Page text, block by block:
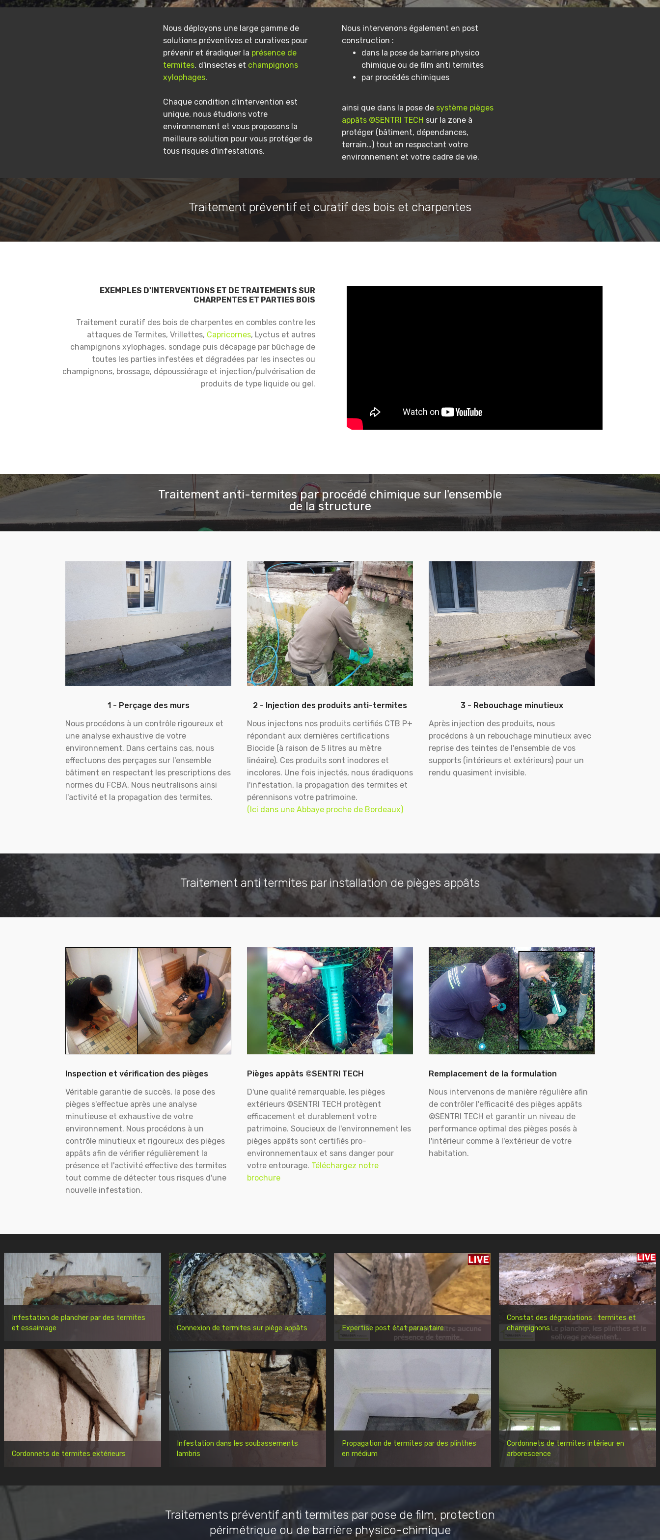
Nous déployons une large gamme de
solutions préventives et curatives pour
prévenir et éradiquer la présence de
termites, d'insectes et champignons
xylophages.
Chaque condition d'intervention est
unique, nous étudions votre
environnement et vous proposons la
meilleure solution pour vous protéger de
tous risques d'infestations.
Nous intervenons également en post
construction :
dans la pose de barriere physico
chimique ou de film anti termites
par procédés chimiques
ainsi que dans la pose de système pièges
appâts ©SENTRI TECH sur la zone à
protéger (bâtiment, dépendances,
terrain…) tout en respectant votre
environnement et votre cadre de vie.
Traitement préventif et curatif des bois et charpentes
EXEMPLES D'INTERVENTIONS ET DE TRAITEMENTS SUR
CHARPENTES ET PARTIES BOIS
Traitement curatif des bois de charpentes en combles contre les
attaques de Termites, Vrillettes, Capricornes, Lyctus et autres
champignons xylophages, sondage puis décapage par bûchage de
toutes les parties infestées et dégradées par les insectes ou
champignons, brossage, dépoussiérage et injection/pulvérisation de
produits de type liquide ou gel.
Traitement anti-termites par procédé chimique sur l'ensemble
de la structure
1 - Perçage des murs
Nous procédons à un contrôle rigoureux et
une analyse exhaustive de votre
environnement. Dans certains cas, nous
effectuons des perçages sur l'ensemble
bâtiment en respectant les prescriptions des
normes du FCBA. Nous neutralisons ainsi
l'activité et la propagation des termites.
2 - Injection des produits anti-termites
Nous injectons nos produits certifiés CTB P+
répondant aux dernières certifications
Biocide (à raison de 5 litres au mètre
linéaire). Ces produits sont inodores et
incolores. Une fois injectés, nous éradiquons
l'infestation, la propagation des termites et
pérennisons votre patrimoine.
(Ici dans une Abbaye proche de Bordeaux)
3 - Rebouchage minutieux
Après injection des produits, nous
procédons à un rebouchage minutieux avec
reprise des teintes de l'ensemble de vos
supports (intérieurs et extérieurs) pour un
rendu quasiment invisible.
Traitement anti termites par installation de pièges appâts
Inspection et vérification des pièges
Véritable garantie de succès, la pose des
pièges s'effectue après une analyse
minutieuse et exhaustive de votre
environnement. Nous procédons à un
contrôle minutieux et rigoureux des pièges
appâts afin de vérifier régulièrement la
présence et l'activité effective des termites
tout comme de détecter tous risques d'une
nouvelle infestation.
Pièges appâts ©SENTRI TECH
D'une qualité remarquable, les pièges
extérieurs ©SENTRI TECH protègent
efficacement et durablement votre
patrimoine. Soucieux de l'environnement les
pièges appâts sont certifiés pro-
environnementaux et sans danger pour
votre entourage. Téléchargez notre
brochure
Remplacement de la formulation
Nous intervenons de manière régulière afin
de contrôler l'efficacité des pièges appâts
©SENTRI TECH et garantir un niveau de
performance optimal des pièges posés à
l'intérieur comme à l'extérieur de votre
habitation.
Infestation de plancher par des termites
et essaimage
Connexion de termites sur piège appâts Expertise post état parasitaire
Constat des dégradations : termites et
champignons
Cordonnets de termites extérieurs
Infestation dans les soubassements
lambris
Propagation de termites par des plinthes
en médium
Cordonnets de termites intérieur en
arborescence
Traitements préventif anti termites par pose de film, protection
périmétrique ou de barrière physico-chimique